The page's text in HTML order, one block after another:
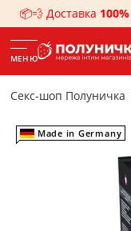
📦💨 Доставка
МЕНЮ
Секс-шоп Полуничка
Made in Germany